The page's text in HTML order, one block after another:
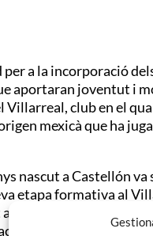
per a la incorporació
aportaran joventut i
club en el
mexicà que ha
nascut a Castellón
etapa formativa al
el Villarreal ‘B’ a
Aquesta